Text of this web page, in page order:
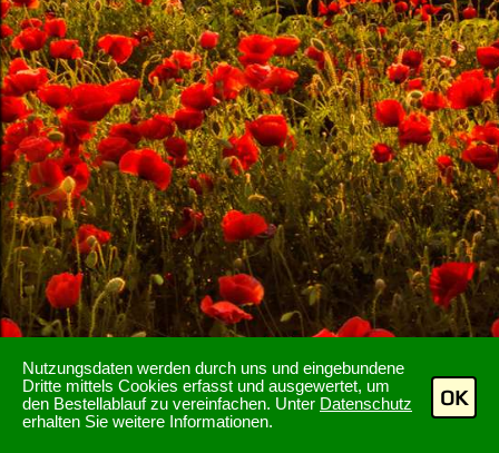
Nutzungsdaten werden durch uns und eingebundene
Dritte mittels Cookies erfasst und ausgewertet, um
den Bestellablauf zu vereinfachen. Unter Datenschutz
erhalten Sie weitere Informationen.
OK